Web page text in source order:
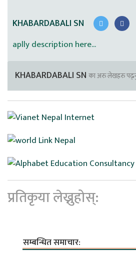
KHABARDABALI SN
aplly description here...
KHABARDABALI SN का अरु लेखहरु
प्रतिकृया लेख्नुहोस्:
सम्बन्धित समाचार: